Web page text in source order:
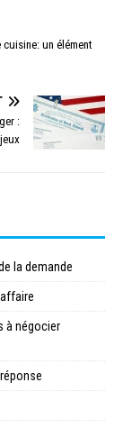
un élément
:
la demande
à négocier